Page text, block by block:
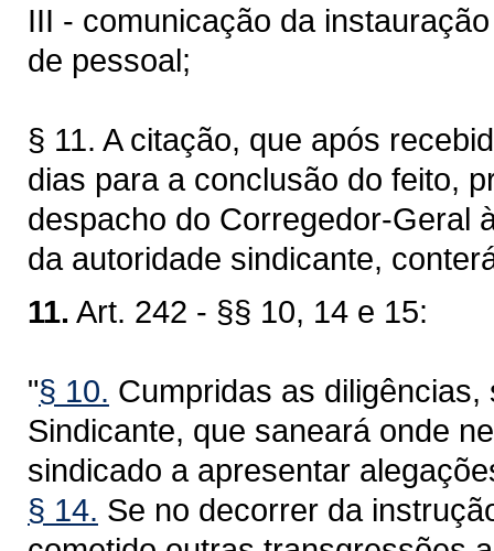
III - comunicação da
de pessoal;
§ 11. A citação, que após
dias para a conclusão do feito,
despacho do Corregedor-Geral
da autoridade sindicante,
11. Art. 242 - §§ 10, 14 e 15:
"§ 10. Cumpridas as
Sindicante, que saneará onde
sindicado a apresentar
§ 14. Se no decorrer da